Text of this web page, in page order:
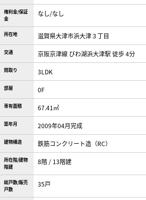
権利金/保証
金
なし/なし
所在地 滋賀県大津市浜大津３丁目
交通 京阪京津線 びわ湖浜大津駅 徒歩 4分
間取り 3LDK
部屋 0F
専有面積 67.41㎡
築年月 2009年04月完成
建物構造 鉄筋コンクリート造（RC）
所在階/建物
階建
8階 / 13階建
総戸数/販売
戸数
35戸